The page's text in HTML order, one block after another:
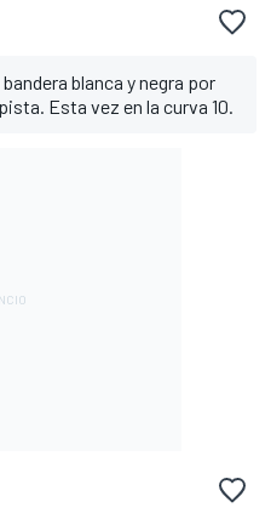
blanca y negra por
Esta vez en la curva 10.